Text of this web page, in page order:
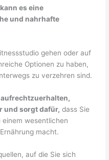
es eine
und nahrhafte
gehen oder auf
Optionen zu haben,
zu verzehren sind.
und sorgt dafür, dass Sie
wesentlichen
macht.
auf die Sie sich